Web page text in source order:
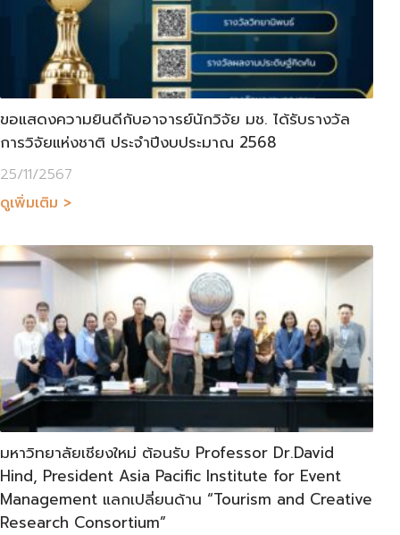
ขอแสดงความยินดีกับอาจารย์นักวิจัย มช. ได้รับรางวัล
การวิจัยแห่งชาติ ประจำปีงบประมาณ 2568
25/11/2567
ดูเพิ่มเติม >
มหาวิทยาลัยเชียงใหม่ ต้อนรับ Professor Dr.David
Hind, President Asia Pacific Institute for Event
Management แลกเปลี่ยนด้าน “Tourism and Creative
Research Consortium”